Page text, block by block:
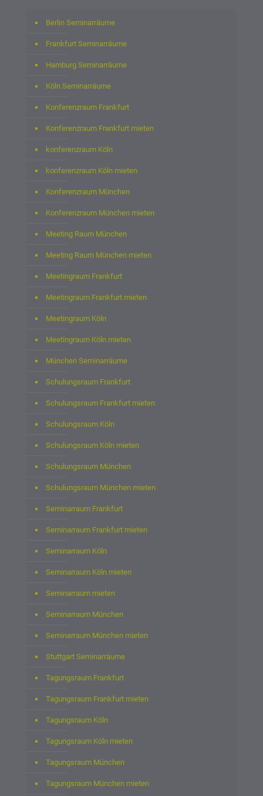
Berlin Seminarräume
Frankfurt Seminarräume
Hamburg Seminarräume
Köln Seminarräume
Konferenzraum Frankfurt
Konferenzraum Frankfurt mieten
konferenzraum Köln
konferenzraum Köln mieten
Konferenzraum München
Konferenzraum München mieten
Meeting Raum München
Meeting Raum München mieten
Meetingraum Frankfurt
Meetingraum Frankfurt mieten
Meetingraum Köln
Meetingraum Köln mieten
München Seminarräume
Schulungsraum Frankfurt
Schulungsraum Frankfurt mieten
Schulungsraum Köln
Schulungsraum Köln mieten
Schulungsraum München
Schulungsraum München mieten
Seminarraum Frankfurt
Seminarraum Frankfurt mieten
Seminarraum Köln
Seminarraum Köln mieten
Seminarraum mieten
Seminarraum München
Seminarraum München mieten
Stuttgart Seminarräume
Tagungsraum Frankfurt
Tagungsraum Frankfurt mieten
Tagungsraum Köln
Tagungsraum Köln mieten
Tagungsraum München
Tagungsraum München mieten